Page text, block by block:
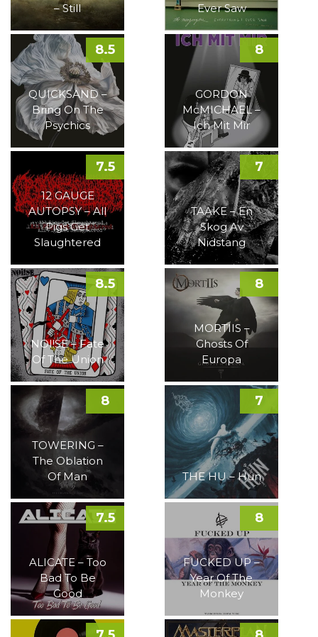
– Still
Ever Saw
QUICKSAND –
Bring On The
Psychics
8.5
GORDON
McMICHAEL –
Ich Mit Mir
8
12 GAUGE
AUTOPSY – All
Pigs Get
Slaughtered
7.5
TAAKE – En
Skog Av
Nidstang
7
NOI!SE – Fate
Of The Union
8.5
MORTIIS –
Ghosts Of
Europa
8
TOWERING –
The Oblation
Of Man
8
THE HU – Hun
7
ALICATE – Too
Bad To Be
Good
7.5
FUCKED UP –
Year Of The
Monkey
8